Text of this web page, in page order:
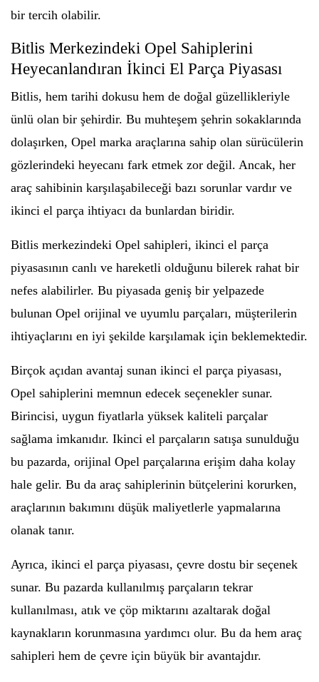
bir tercih olabilir.
Bitlis Merkezindeki Opel Sahiplerini
Heyecanlandıran İkinci El Parça Piyasası
Bitlis, hem tarihi dokusu hem de doğal güzellikleriyle
ünlü olan bir şehirdir. Bu muhteşem şehrin sokaklarında
dolaşırken, Opel marka araçlarına sahip olan sürücülerin
gözlerindeki heyecanı fark etmek zor değil. Ancak, her
araç sahibinin karşılaşabileceği bazı sorunlar vardır ve
ikinci el parça ihtiyacı da bunlardan biridir.
Bitlis merkezindeki Opel sahipleri, ikinci el parça
piyasasının canlı ve hareketli olduğunu bilerek rahat bir
nefes alabilirler. Bu piyasada geniş bir yelpazede
bulunan Opel orijinal ve uyumlu parçaları, müşterilerin
ihtiyaçlarını en iyi şekilde karşılamak için beklemektedir.
Birçok açıdan avantaj sunan ikinci el parça piyasası,
Opel sahiplerini memnun edecek seçenekler sunar.
Birincisi, uygun fiyatlarla yüksek kaliteli parçalar
sağlama imkanıdır. Ikinci el parçaların satışa sunulduğu
bu pazarda, orijinal Opel parçalarına erişim daha kolay
hale gelir. Bu da araç sahiplerinin bütçelerini korurken,
araçlarının bakımını düşük maliyetlerle yapmalarına
olanak tanır.
Ayrıca, ikinci el parça piyasası, çevre dostu bir seçenek
sunar. Bu pazarda kullanılmış parçaların tekrar
kullanılması, atık ve çöp miktarını azaltarak doğal
kaynakların korunmasına yardımcı olur. Bu da hem araç
sahipleri hem de çevre için büyük bir avantajdır.